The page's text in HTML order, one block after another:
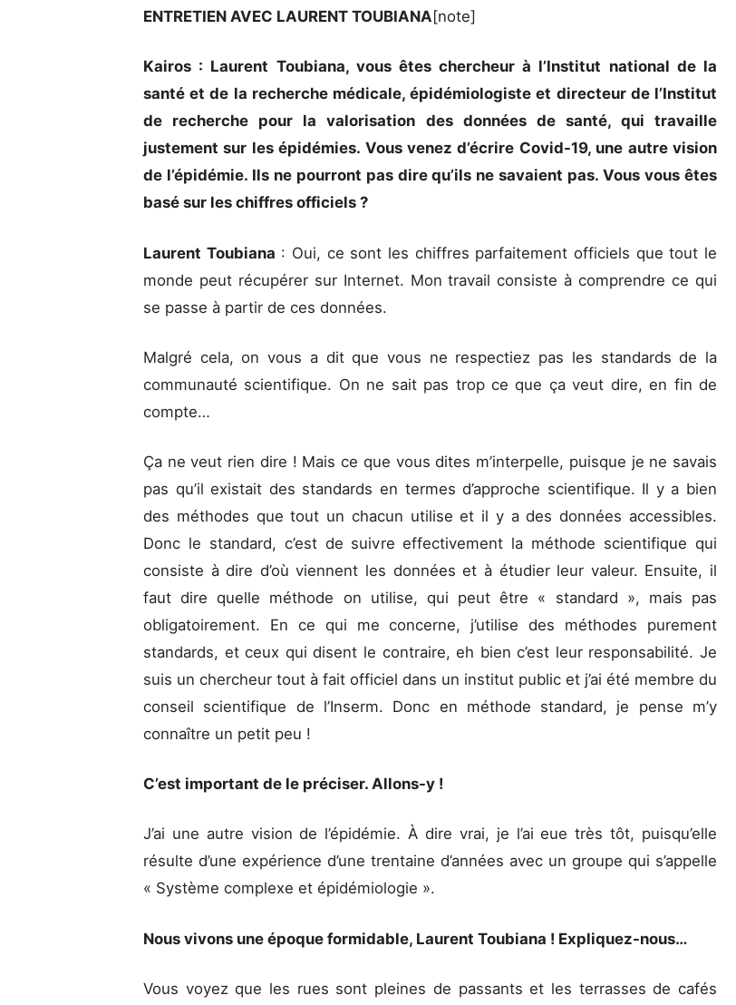
ENTRETIEN AVEC LAURENT TOUBIANA[note]
Kairos : Laurent Toubiana, vous êtes chercheur à l’Institut national de la
santé et de la recherche médicale, épidémiologiste et directeur de l’Institut
de recherche pour la valorisation des données de santé, qui travaille
justement sur les épidémies. Vous venez d’écrire Covid-19, une autre vision
de l’épidémie. Ils ne pourront pas dire qu’ils ne savaient pas. Vous vous êtes
basé sur les chiffres officiels ?
Laurent Toubiana : Oui, ce sont les chiffres parfaitement officiels que tout le
monde peut récupérer sur Internet. Mon travail consiste à comprendre ce qui
se passe à partir de ces données.
Malgré cela, on vous a dit que vous ne respectiez pas les standards de la
communauté scientifique. On ne sait pas trop ce que ça veut dire, en fin de
compte…
Ça ne veut rien dire ! Mais ce que vous dites m’interpelle, puisque je ne savais
pas qu’il existait des standards en termes d’approche scientifique. Il y a bien
des méthodes que tout un chacun utilise et il y a des données accessibles.
Donc le standard, c’est de suivre effectivement la méthode scientifique qui
consiste à dire d’où viennent les données et à étudier leur valeur. Ensuite, il
faut dire quelle méthode on utilise, qui peut être « standard », mais pas
obligatoirement. En ce qui me concerne, j’utilise des méthodes purement
standards, et ceux qui disent le contraire, eh bien c’est leur responsabilité. Je
suis un chercheur tout à fait officiel dans un institut public et j’ai été membre du
conseil scientifique de l’Inserm. Donc en méthode standard, je pense m’y
connaître un petit peu !
C’est important de le préciser. Allons-y !
J’ai une autre vision de l’épidémie. À dire vrai, je l’ai eue très tôt, puisqu’elle
résulte d’une expérience d’une trentaine d’années avec un groupe qui s’appelle
« Système complexe et épidémiologie ».
Nous vivons une époque formidable, Laurent Toubiana ! Expliquez-nous…
Vous voyez que les rues sont pleines de passants et les terrasses de cafés